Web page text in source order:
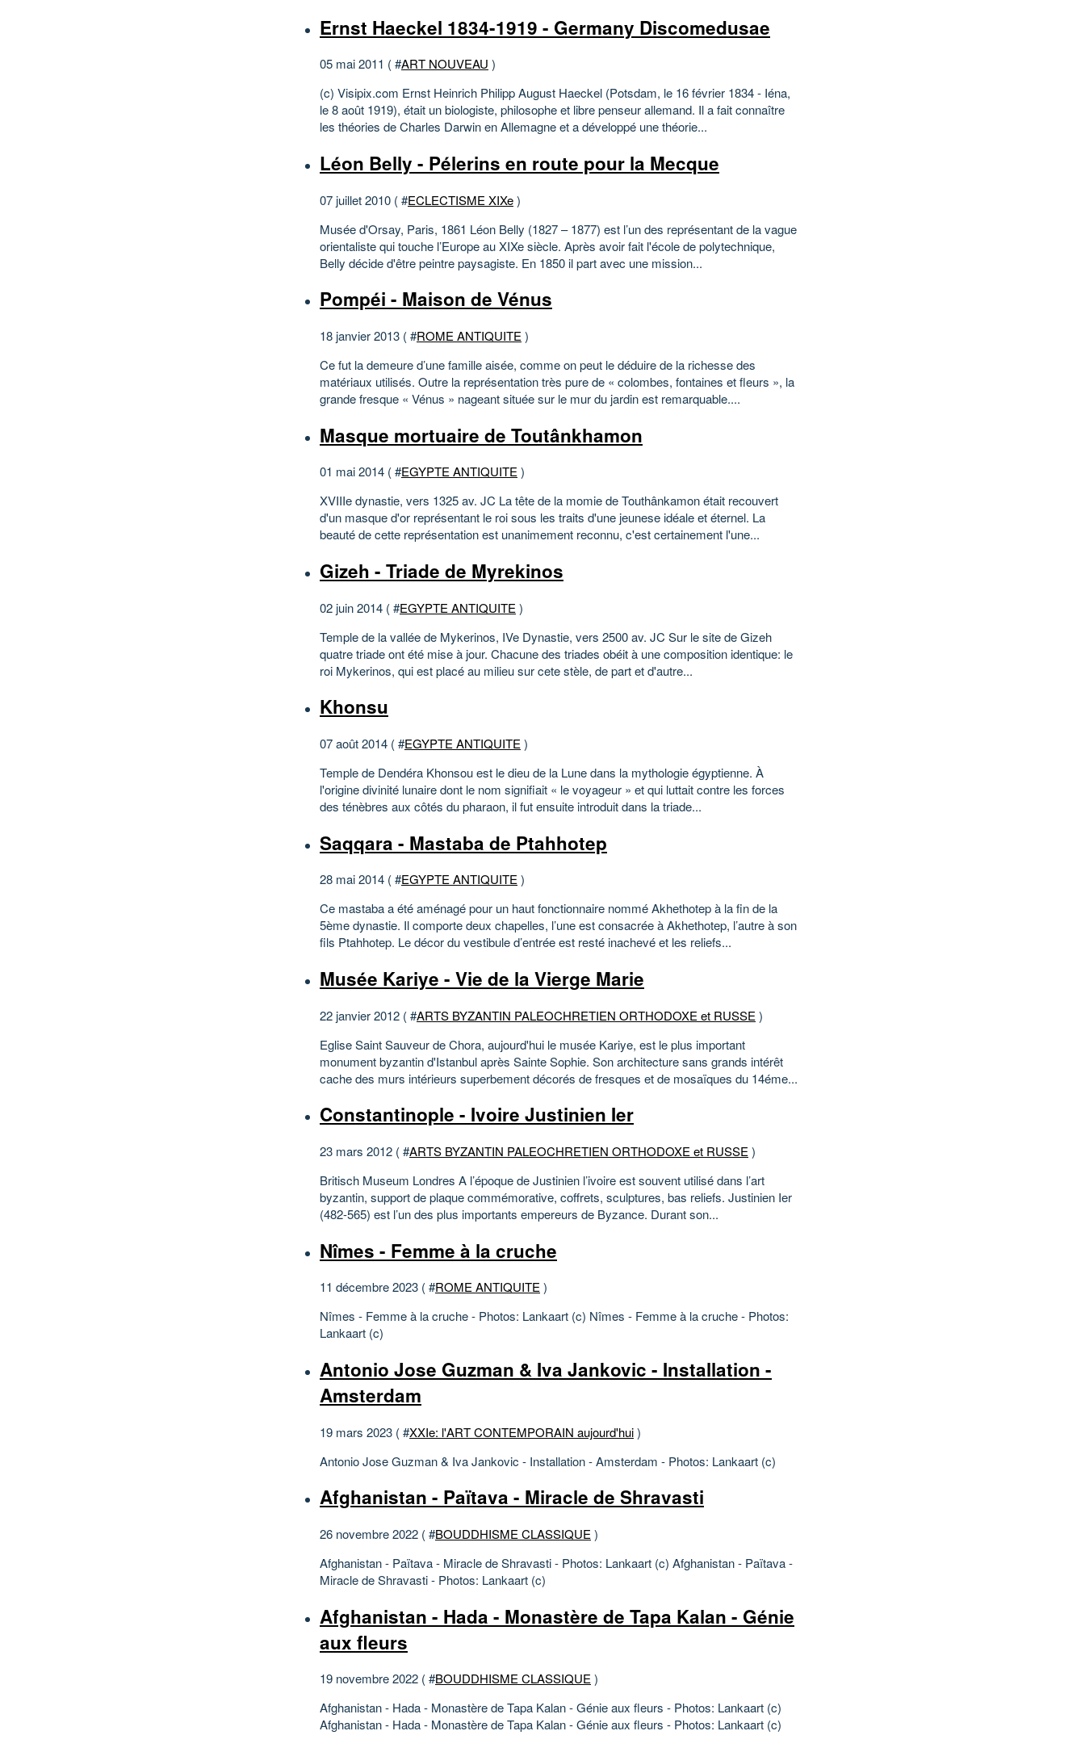
Ernst Haeckel 1834-1919 - Germany Discomedusae
05 mai 2011 ( #ART NOUVEAU )
(c) Visipix.com Ernst Heinrich Philipp August Haeckel (Potsdam, le 16 février 1834 - Iéna,
le 8 août 1919), était un biologiste, philosophe et libre penseur allemand. Il a fait connaître
les théories de Charles Darwin en Allemagne et a développé une théorie...
Léon Belly - Pélerins en route pour la Mecque
07 juillet 2010 ( #ECLECTISME XIXe)
Musée d'Orsay, Paris, 1861 Léon Belly (1827 – 1877) est l’un des représentant de la vague
orientaliste qui touche l’Europe au XIXe siècle. Après avoir fait l'école de polytechnique,
Belly décide d'être peintre paysagiste. En 1850 il part avec une mission...
Pompéi - Maison de Vénus
18 janvier 2013 ( #ROME ANTIQUITE )
Ce fut la demeure d’une famille aisée, comme on peut le déduire de la richesse des
matériaux utilisés. Outre la représentation très pure de « colombes, fontaines et fleurs », la
grande fresque « Vénus » nageant située sur le mur du jardin est remarquable....
Masque mortuaire de Toutânkhamon
01 mai 2014 ( #EGYPTE ANTIQUITE)
XVIIIe dynastie, vers 1325 av. JC La tête de la momie de Touthânkamon était recouvert
d'un masque d'or représentant le roi sous les traits d'une jeunese idéale et éternel. La
beauté de cette représentation est unanimement reconnu, c'est certainement l'une...
Gizeh - Triade de Myrekinos
02 juin 2014 ( #EGYPTE ANTIQUITE )
Temple de la vallée de Mykerinos, IVe Dynastie, vers 2500 av. JC Sur le site de Gizeh
quatre triade ont été mise à jour. Chacune des triades obéit à une composition identique: le
roi Mykerinos, qui est placé au milieu sur cete stèle, de part et d'autre...
Khonsu
07 août 2014 ( #EGYPTE ANTIQUITE )
Temple de Dendéra Khonsou est le dieu de la Lune dans la mythologie égyptienne. À
l'origine divinité lunaire dont le nom signifiait « le voyageur » et qui luttait contre les forces
des ténèbres aux côtés du pharaon, il fut ensuite introduit dans la triade...
Saqqara - Mastaba de Ptahhotep
28 mai 2014 ( #EGYPTE ANTIQUITE)
Ce mastaba a été aménagé pour un haut fonctionnaire nommé Akhethotep à la fin de la
5ème dynastie. Il comporte deux chapelles, l’une est consacrée à Akhethotep, l’autre à son
fils Ptahhotep. Le décor du vestibule d’entrée est resté inachevé et les reliefs...
Musée Kariye - Vie de la Vierge Marie
22 janvier 2012 ( #ARTS BYZANTIN PALEOCHRETIEN ORTHODOXE et RUSSE )
Eglise Saint Sauveur de Chora, aujourd'hui le musée Kariye, est le plus important
monument byzantin d'Istanbul après Sainte Sophie. Son architecture sans grands intérêt
cache des murs intérieurs superbement décorés de fresques et de mosaïques du 14éme...
Constantinople - Ivoire Justinien Ier
23 mars 2012 ( #ARTS BYZANTIN PALEOCHRETIEN ORTHODOXE et RUSSE )
Britisch Museum Londres A l’époque de Justinien l’ivoire est souvent utilisé dans l’art
byzantin, support de plaque commémorative, coffrets, sculptures, bas reliefs. Justinien Ier
(482-565) est l’un des plus importants empereurs de Byzance. Durant son...
Nîmes - Femme à la cruche
11 décembre 2023 ( #ROME ANTIQUITE)
Nîmes - Femme à la cruche - Photos: Lankaart (c) Nîmes - Femme à la cruche - Photos:
Lankaart (c)
Antonio Jose Guzman & Iva Jankovic - Installation -
Amsterdam
19 mars 2023 ( #XXIe: l'ART CONTEMPORAIN aujourd'hui)
Antonio Jose Guzman & Iva Jankovic - Installation - Amsterdam - Photos: Lankaart (c)
Afghanistan - Païtava - Miracle de Shravasti
26 novembre 2022 ( #BOUDDHISME CLASSIQUE )
Afghanistan - Païtava - Miracle de Shravasti - Photos: Lankaart (c) Afghanistan - Païtava -
Miracle de Shravasti - Photos: Lankaart (c)
Afghanistan - Hada - Monastère de Tapa Kalan - Génie
aux fleurs
19 novembre 2022 ( #BOUDDHISME CLASSIQUE)
Afghanistan - Hada - Monastère de Tapa Kalan - Génie aux fleurs - Photos: Lankaart (c)
Afghanistan - Hada - Monastère de Tapa Kalan - Génie aux fleurs - Photos: Lankaart (c)